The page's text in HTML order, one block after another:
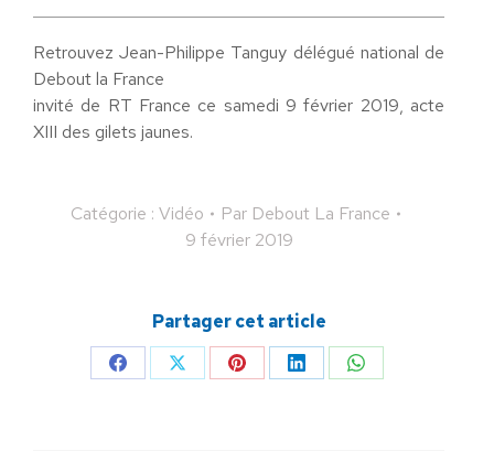
Retrouvez Jean-Philippe Tanguy délégué national de
Debout la France
invité de RT France ce samedi 9 février 2019, acte
XIII des gilets jaunes.
Catégorie : Vidéo Par Debout La France
9 février 2019
Partager cet article
PartagerPartagerPartagerPartagerPartager